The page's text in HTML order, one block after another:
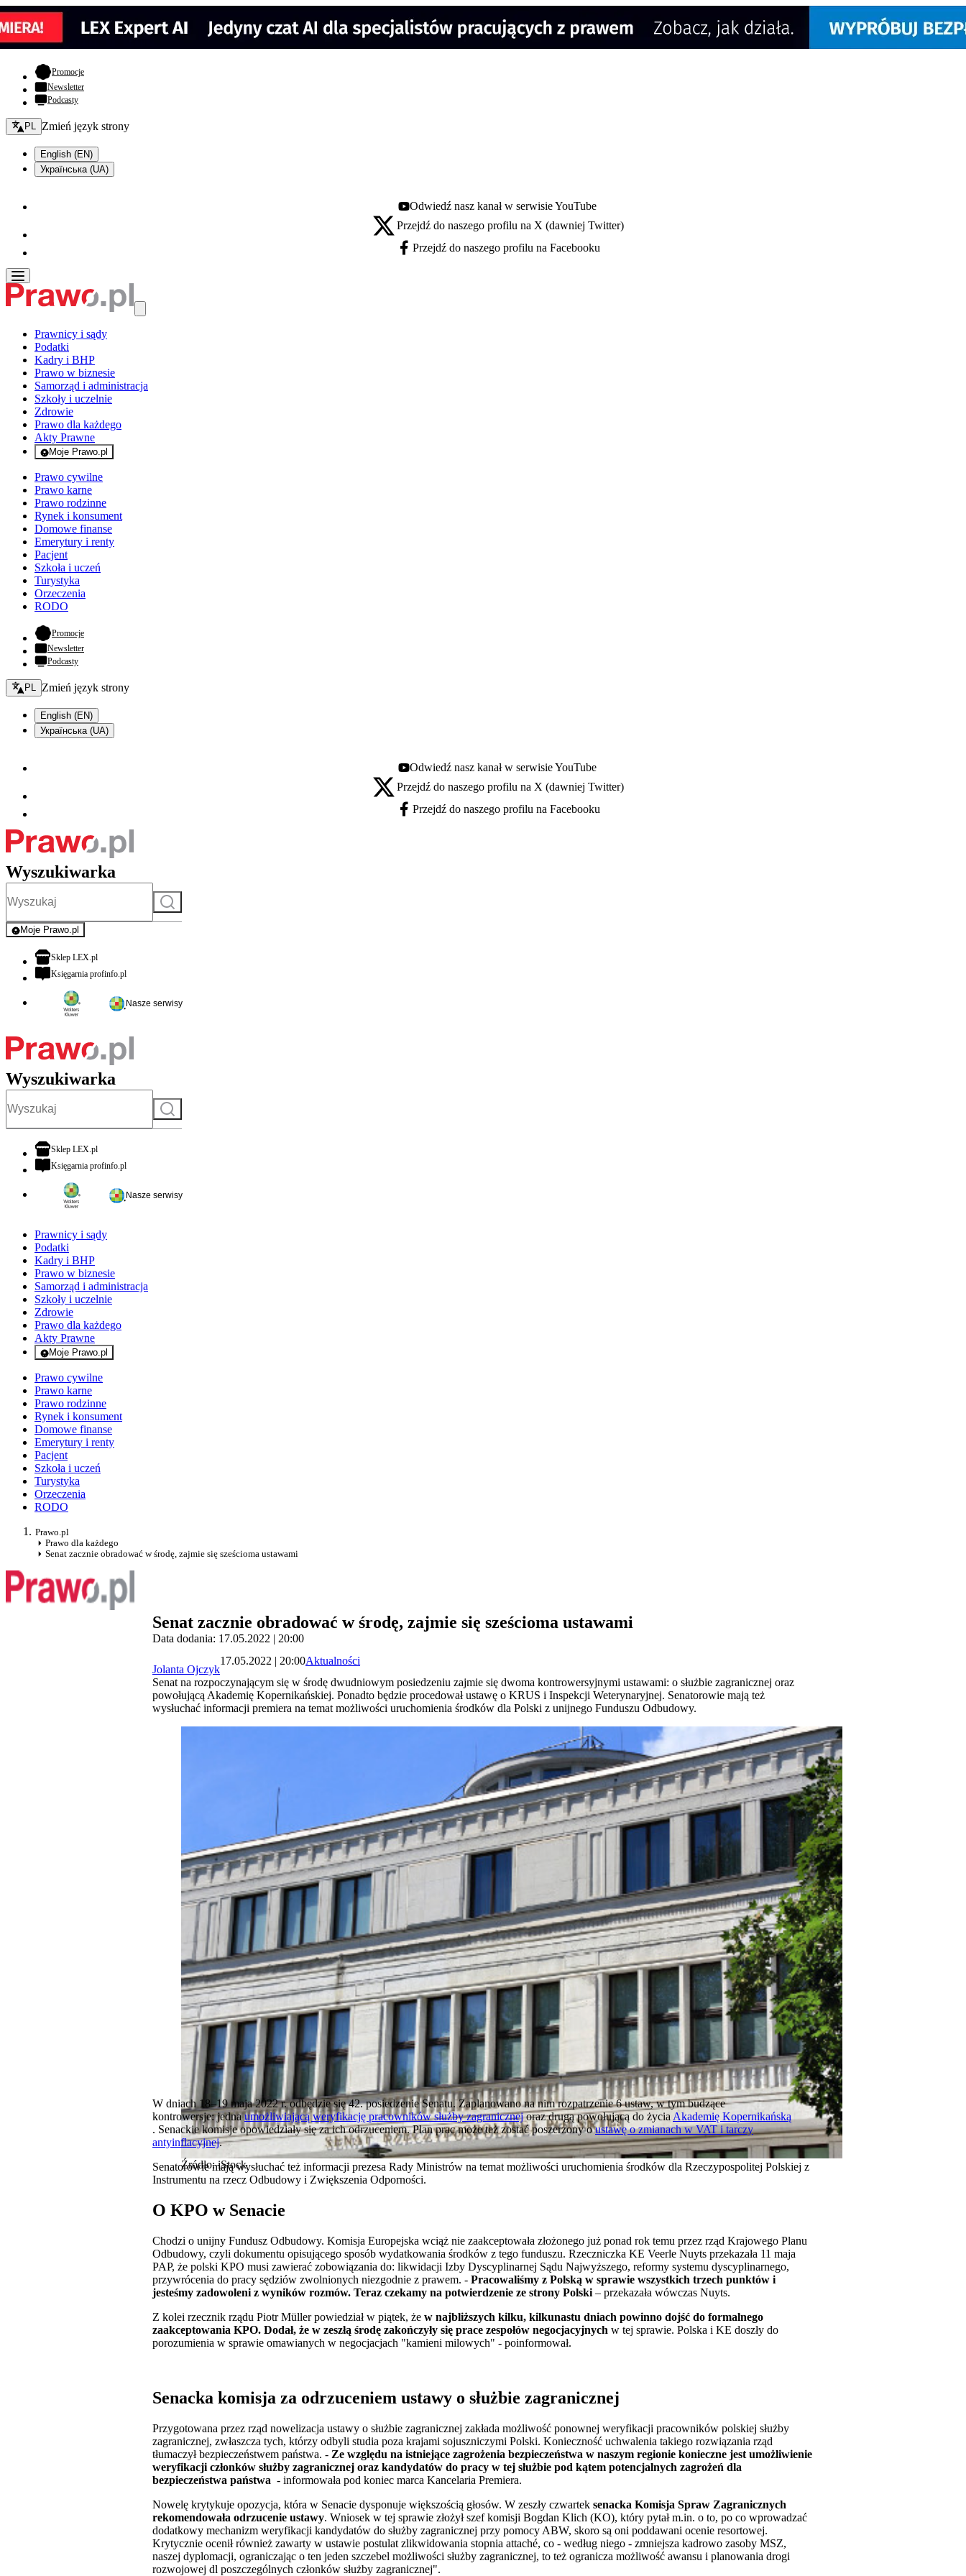
Promocje- otwiera się w nowej karcie
Newsletter
Podcasty
Zmień język - bieżący:
PL Zmień język strony
English (EN)
Українська (UA)
Youtube - otwiera się w nowej karcie
Odwiedź nasz kanał w serwisie YouTube
X - otwiera się w nowej karcie
Przejdź do naszego profilu na X (dawniej Twitter)
Facebook - otwiera się w nowej karcie
Przejdź do naszego profilu na Facebooku
Prawnicy i sądy
Podatki
Kadry i BHP
Prawo w biznesie
Samorząd i administracja
Szkoły i uczelnie
Zdrowie
Prawo dla każdego
Akty Prawne
Moje Prawo.pl
- rejestracja i logowanie do serwisu
Prawo cywilne
Prawo karne
Prawo rodzinne
Rynek i konsument
Domowe finanse
Emerytury i renty
Pacjent
Szkoła i uczeń
Turystyka
Orzeczenia
RODO
Promocje- otwiera się w nowej karcie
Newsletter
Podcasty
Zmień język - bieżący:
PL Zmień język strony
English (EN)
Українська (UA)
Youtube - otwiera się w nowej karcie
Odwiedź nasz kanał w serwisie YouTube
X - otwiera się w nowej karcie
Przejdź do naszego profilu na X (dawniej Twitter)
Facebook - otwiera się w nowej karcie
Przejdź do naszego profilu na Facebooku
Wyszukiwarka
Szukaj
Moje Prawo.pl
- rejestracja i logowanie do serwisu
Sklep LEX.plotwiera się w nowej karcie
Księgarnia profinfo.plotwiera się w nowej karcie
Nasze serwisy
Wyszukiwarka
Szukaj
Sklep LEX.plotwiera się w nowej karcie
Księgarnia profinfo.plotwiera się w nowej karcie
Nasze serwisy
Prawnicy i sądy
Podatki
Kadry i BHP
Prawo w biznesie
Samorząd i administracja
Szkoły i uczelnie
Zdrowie
Prawo dla każdego
Akty Prawne
Moje Prawo.pl
- rejestracja i logowanie do serwisu
Prawo cywilne
Prawo karne
Prawo rodzinne
Rynek i konsument
Domowe finanse
Emerytury i renty
Pacjent
Szkoła i uczeń
Turystyka
Orzeczenia
RODO
Prawo.pl
Prawo dla każdego
Senat zacznie obradować w środę, zajmie się sześcioma ustawami
Senat zacznie obradować w środę, zajmie się sześcioma ustawami
Data dodania: 17.05.2022 | 20:00
Jolanta Ojczyk
17.05.2022 | 20:00Aktualności
Senat na rozpoczynającym się w środę dwudniowym posiedzeniu zajmie się dwoma kontrowersyjnymi ustawami: o służbie zagranicznej oraz
powołującą Akademię Kopernikańskiej. Ponadto będzie procedował ustawę o KRUS i Inspekcji Weterynaryjnej. Senatorowie mają też
wysłuchać informacji premiera na temat możliwości uruchomienia środków dla Polski z unijnego Funduszu Odbudowy.
Źródło: iStock
W dniach 18–19 maja 2022 r. odbędzie się 42. posiedzenie Senatu. Zaplanowano na nim rozpatrzenie 6 ustaw, w tym budzące
kontrowersje: jednaumożliwiającą weryfikację pracowników służby zagranicznejoraz drugą powołującą do życiaAkademię Kopernikańską
. Senackie komisje opowiedziały się za ich odrzuceniem. Plan prac może też zostać poszerzony oustawę o zmianach w VAT i tarczy
antyinflacyjnej.
Senatorowie mają wysłuchać też informacji prezesa Rady Ministrów na temat możliwości uruchomienia środków dla Rzeczypospolitej Polskiej z
Instrumentu na rzecz Odbudowy i Zwiększenia Odporności.
O KPO w Senacie
Chodzi o unijny Fundusz Odbudowy. Komisja Europejska wciąż nie zaakceptowała złożonego już ponad rok temu przez rząd Krajowego Planu
Odbudowy, czyli dokumentu opisującego sposób wydatkowania środków z tego funduszu. Rzeczniczka KE Veerle Nuyts przekazała 11 maja
PAP, że polski KPO musi zawierać zobowiązania do: likwidacji Izby Dyscyplinarnej Sądu Najwyższego, reformy systemu dyscyplinarnego,
przywrócenia do pracy sędziów zwolnionych niezgodnie z prawem. - Pracowaliśmy z Polską w sprawie wszystkich trzech punktów i
jesteśmy zadowoleni z wyników rozmów. Teraz czekamy na potwierdzenie ze strony Polski – przekazała wówczas Nuyts.
Z kolei rzecznik rządu Piotr Müller powiedział w piątek, że w najbliższych kilku, kilkunastu dniach powinno dojść do formalnego
zaakceptowania KPO. Dodał, że w zeszłą środę zakończyły się prace zespołów negocjacyjnych w tej sprawie. Polska i KE doszły do
porozumienia w sprawie omawianych w negocjacjach "kamieni milowych" - poinformował.
Senacka komisja za odrzuceniem ustawy o służbie zagranicznej
Przygotowana przez rząd nowelizacja ustawy o służbie zagranicznej zakłada możliwość ponownej weryfikacji pracowników polskiej służby
zagranicznej, zwłaszcza tych, którzy odbyli studia poza krajami sojuszniczymi Polski. Konieczność uchwalenia takiego rozwiązania rząd
tłumaczył bezpieczeństwem państwa. - Ze względu na istniejące zagrożenia bezpieczeństwa w naszym regionie konieczne jest umożliwienie
weryfikacji członków służby zagranicznej oraz kandydatów do pracy w tej służbie pod kątem potencjalnych zagrożeń dla
bezpieczeństwa państwa - informowała pod koniec marca Kancelaria Premiera.
Nowelę krytykuje opozycja, która w Senacie dysponuje większością głosów. W zeszły czwartek senacka Komisja Spraw Zagranicznych
rekomendowała odrzucenie ustawy. Wniosek w tej sprawie złożył szef komisji Bogdan Klich (KO), który pytał m.in. o to, po co wprowadzać
dodatkowy mechanizm weryfikacji kandydatów do służby zagranicznej przy pomocy ABW, skoro są oni poddawani ocenie resortowej.
Krytycznie ocenił również zawarty w ustawie postulat zlikwidowania stopnia attaché, co - według niego - zmniejsza kadrowo zasoby MSZ,
naszej dyplomacji, ograniczając o ten jeden szczebel możliwości służby zagranicznej, to też ogranicza możliwość awansu i planowania drogi
rozwojowej dl poszczególnych członków służby zagranicznej".